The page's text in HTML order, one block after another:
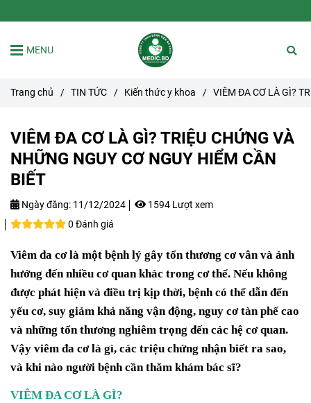
MENU
Trang chủ / TIN TỨC / Kiến thức y khoa / VIÊM ĐA CƠ LÀ GÌ?
VIÊM ĐA CƠ LÀ GÌ? TRIỆU CHỨNG VÀ
NHỮNG NGUY CƠ NGUY HIỂM CẦN
BIẾT
Ngày đăng: 11/12/2024
1594 Lượt xem
0 Đánh giá
Viêm đa cơ là một bệnh lý gây tổn thương cơ vân và ảnh
hưởng đến nhiều cơ quan khác trong cơ thể. Nếu không
được phát hiện và điều trị kịp thời, bệnh có thể dẫn đến
yếu cơ, suy giảm khả năng vận động, nguy cơ tàn phế cao
và những tổn thương nghiêm trọng đến các hệ cơ quan.
Vậy viêm đa cơ là gì, các triệu chứng nhận biết ra sao,
và khi nào người bệnh cần thăm khám bác sĩ?
VIÊM ĐA CƠ LÀ GÌ?